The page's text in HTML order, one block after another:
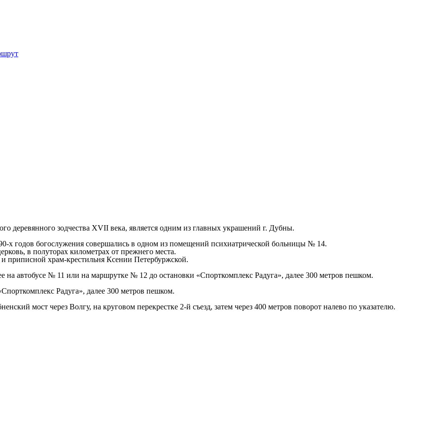
зодчества XVII века, является одним из главных украшений г. Дубны.
х годов богослужения совершались в одном из помещений психиатрической больницы № 14.
в полуторах километрах от прежнего места.
храм-крестильня Ксении Петербуржской.
на автобусе № 11 или на маршрутке № 12 до остановки «Спорткомплекс Радуга», далее 300 метров пешком.
Радуга», далее 300 метров пешком.
мост через Волгу, на круговом перекрестке 2-й съезд, затем через 400 метров поворот налево по указателю.